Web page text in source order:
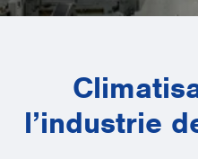
Pré-refroidissement CTA
l’industrie